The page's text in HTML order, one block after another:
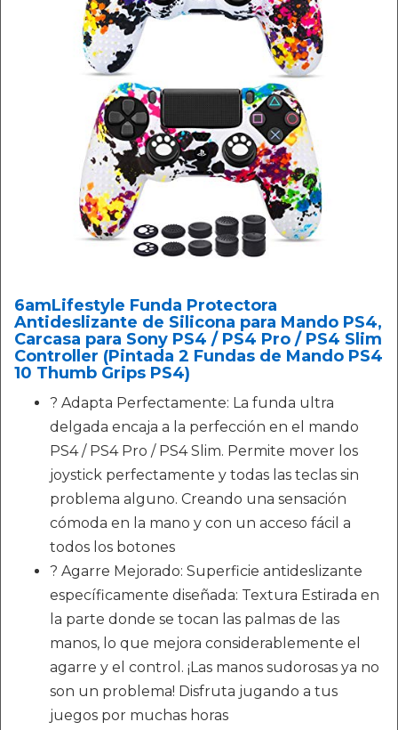
6amLifestyle Funda Protectora
Antideslizante de Silicona para Mando PS4,
Carcasa para Sony PS4 / PS4 Pro / PS4 Slim
Controller (Pintada 2 Fundas de Mando PS4
10 Thumb Grips PS4)
? Adapta Perfectamente: La funda ultra
delgada encaja a la perfección en el mando
PS4 / PS4 Pro / PS4 Slim. Permite mover los
joystick perfectamente y todas las teclas sin
problema alguno. Creando una sensación
cómoda en la mano y con un acceso fácil a
todos los botones
? Agarre Mejorado: Superficie antideslizante
específicamente diseñada: Textura Estirada en
la parte donde se tocan las palmas de las
manos, lo que mejora considerablemente el
agarre y el control. ¡Las manos sudorosas ya no
son un problema! Disfruta jugando a tus
juegos por muchas horas